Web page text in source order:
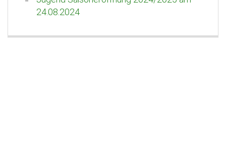
24.08.2024